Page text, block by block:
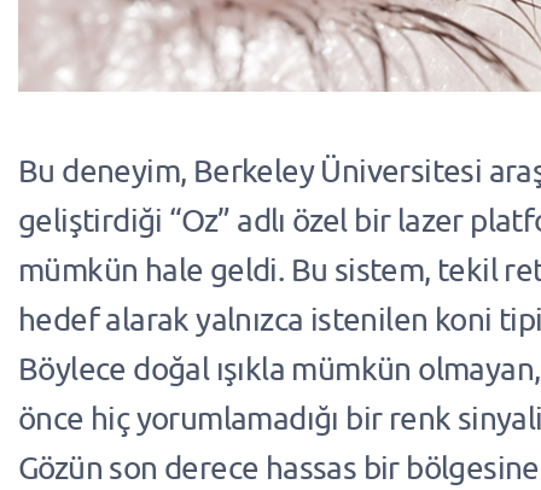
Bu deneyim, Berkeley Üniversitesi
geliştirdiği “Oz” adlı özel bir lazer
mümkün hale geldi. Bu sistem, tekil
hedef alarak yalnızca istenilen koni
Böylece doğal ışıkla mümkün
önce hiç yorumlamadığı bir renk
Gözün son derece hassas bir